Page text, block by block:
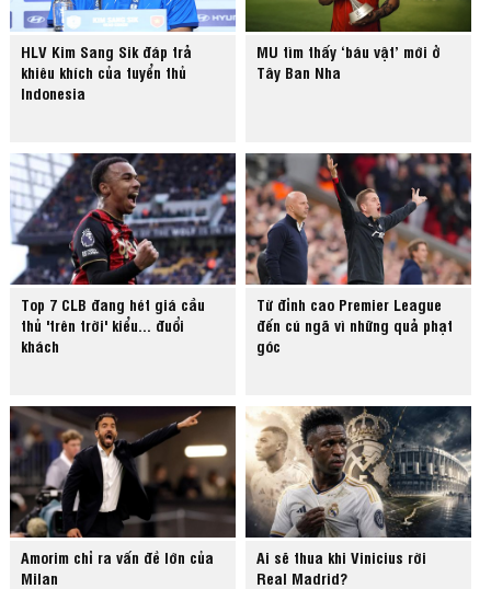
HLV Kim Sang Sik đáp trả
khiêu khích của tuyển thủ
Indonesia
MU tìm thấy ‘báu vật’ mới ở
Tây Ban Nha
Top 7 CLB đang hét giá cầu
thủ 'trên trời' kiểu... đuổi
khách
Từ đỉnh cao Premier League
đến cú ngã vì những quả phạt
góc
Amorim chỉ ra vấn đề lớn của
Milan
Ai sẽ thua khi Vinicius rời
Real Madrid?